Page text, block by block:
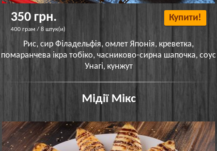
350 грн.
400 грам / 8 штук(и)
Купити!
Рис, сир Філадельфія, омлет Японія, креветка,
помаранчева ікра тобіко, часниково-сирна шапочка, соус
Унагі, кунжут
Мідії Мікс